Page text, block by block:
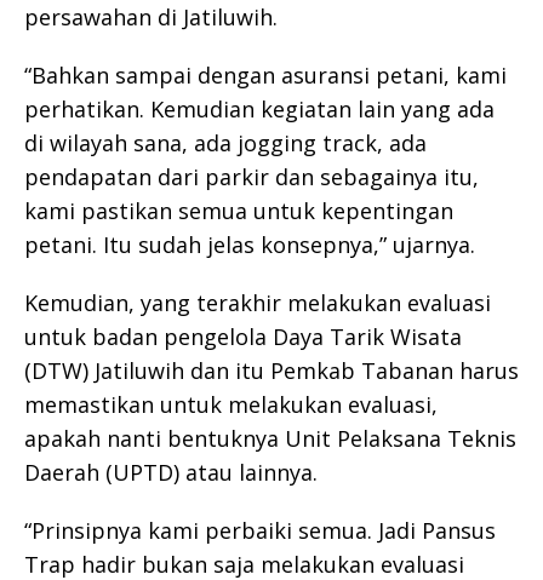
persawahan di Jatiluwih.
“Bahkan sampai dengan asuransi petani, kami
perhatikan. Kemudian kegiatan lain yang ada
di wilayah sana, ada jogging track, ada
pendapatan dari parkir dan sebagainya itu,
kami pastikan semua untuk kepentingan
petani. Itu sudah jelas konsepnya,” ujarnya.
Kemudian, yang terakhir melakukan evaluasi
untuk badan pengelola Daya Tarik Wisata
(DTW) Jatiluwih dan itu Pemkab Tabanan harus
memastikan untuk melakukan evaluasi,
apakah nanti bentuknya Unit Pelaksana Teknis
Daerah (UPTD) atau lainnya.
“Prinsipnya kami perbaiki semua. Jadi Pansus
Trap hadir bukan saja melakukan evaluasi